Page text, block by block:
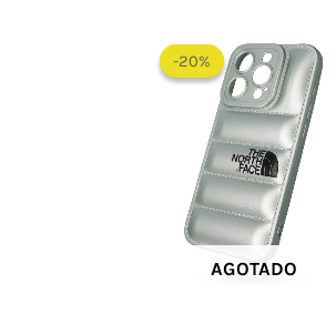
-20%
AGOTADO
-20%
precio
original
era:
$ 60.000.